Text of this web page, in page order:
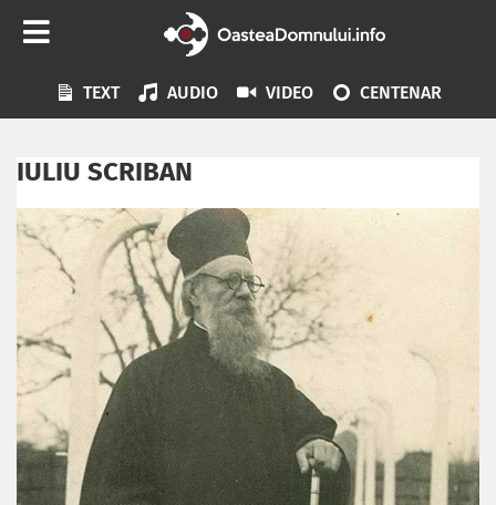
TEXT AUDIO VIDEO CENTENAR
IULIU SCRIBAN